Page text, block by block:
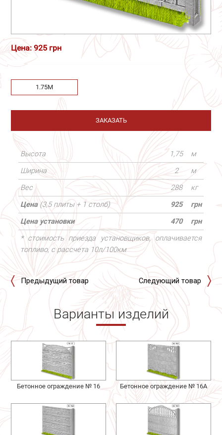
Цена: 925 грн
1.75М
ЗАКАЗАТЬ
Высота 1,75
м
Ширина
2
м
Вес
288
кг
Цена (3,5 плиты + 1 столб) 925
грн
Цена установки
470
грн
* стоимость приезда установщиков, оплачивается
топливо, с рассчета 10л/100км
Предыдущий товар Следующий товар
Варианты изделий
Бетонное ограждение № 16 Бетонное ограждение № 16А